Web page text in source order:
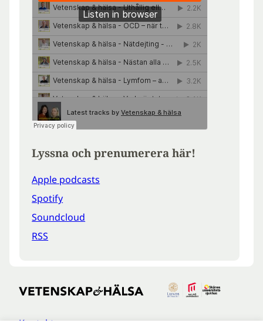
Lyssna och prenumerera här!
Apple podcasts
Spotify
Soundcloud
RSS
Kontakt